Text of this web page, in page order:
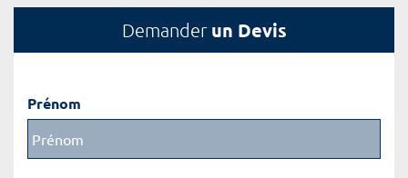
Demander un Devis
Prénom